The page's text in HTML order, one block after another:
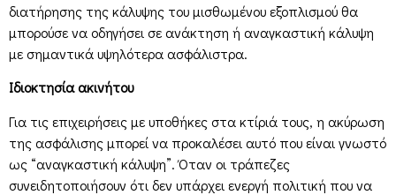
διατήρησης της κάλυψης του μισθωμένου εξοπλισμού θα
μπορούσε να οδηγήσει σε ανάκτηση ή αναγκαστική κάλυψη
με σημαντικά υψηλότερα ασφάλιστρα.
Ιδιοκτησία ακινήτου
Για τις επιχειρήσεις με υποθήκες στα κτίριά τους, η ακύρωση
της ασφάλισης μπορεί να προκαλέσει αυτό που είναι γνωστό
ως “αναγκαστική κάλυψη”. Όταν οι τράπεζες
συνειδητοποιήσουν ότι δεν υπάρχει ενεργή πολιτική που να